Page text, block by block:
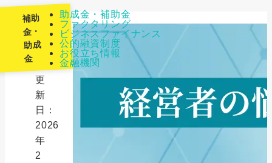
助成金・補助金
ファクタリング
ビジネスファイナンス
公的融資制度
お役立ち情報
金融機関
補助
金・
助成
金
最
更
新
日：
2026
年
2